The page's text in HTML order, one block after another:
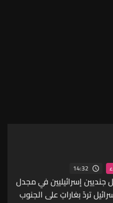
14:32
جنديين إسرائيليين في مجدل
تردّ بغاراتٍ على الجنوب